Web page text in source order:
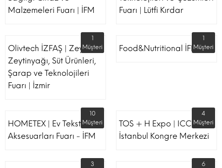
Malzemeleri Fuarı | İFM
Fuarı | Lütfi Kırdar
Olivtech İZFAŞ | Zeytin,
Zeytinyağı, Süt Ürünleri,
Şarap ve Teknolojileri
Fuarı | İzmir
1
Müşteri
Food&Nutritional İFM
1
Müşteri
HOMETEX | Ev Tekstili Ve
Aksesuarları Fuarı - İFM
10
Müşteri
TOS + H Expo | ICC -
İstanbul Kongre Merkezi
4
Müşteri
3
6